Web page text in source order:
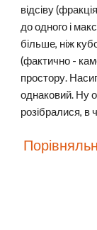
відсіву
до одного і
більше, ніж
(фактично -
простору.
однаковий. Ну
розібралися, в